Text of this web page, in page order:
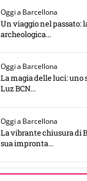
Oggi a Barcellona
Un viaggio nel passato:
archeologica...
Oggi a Barcellona
La magia delle luci: uno
Luz BCN...
Oggi a Barcellona
La vibrante chiusura di
sua impronta...